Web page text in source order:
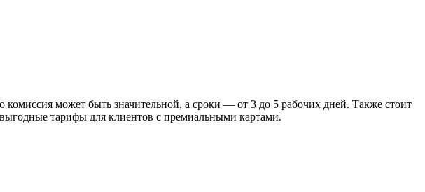
может быть значительной, а сроки — от 3 до 5 рабочих дней. Также стоит
тарифы для клиентов с премиальными картами.